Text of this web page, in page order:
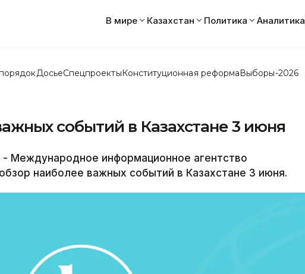
В мире Казахстан Политика Аналитика
ДосьеСпецпроектыКонституционная реформаВыборы-2026
событий в Казахстане 3 июня
информационное агентство
наиболее важных событий в Казахстане 3 июня.